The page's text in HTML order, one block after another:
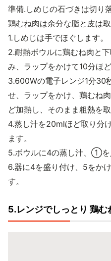
準備.しめじの石づきは切り
鶏むね肉は余分な脂と皮は
1.しめじは手でほぐします。
2.耐熱ボウルに鶏むね肉と
み、ラップをかけて10分ほど
3.600Wの電子レンジ1分30
せ、ラップをかけ、鶏むね
ど加熱し、そのまま粗熱を取
4.蒸し汁を20mlほど取り分
ます。
5.ボウルに4の蒸し汁、①を
6.器に4を盛り付け、5をか
す。
5.レンジでしっとり 鶏む